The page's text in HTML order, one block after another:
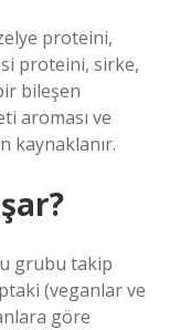
proteini,
proteini, sirke,
bileşen
aroması ve
kaynaklanır.
grubu takip
(veganlar ve
göre